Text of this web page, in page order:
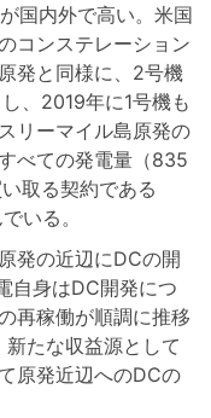
国内外で高い。米国
コンステレーション
発と同様に、2号機
、2019年に1号機も
リーマイル島原発の
べての発電量（835
取る契約である
いる。
発の近辺にDCの開
自身はDC開発につ
再稼働が順調に推移
たな収益源として
原発近辺へのDCの